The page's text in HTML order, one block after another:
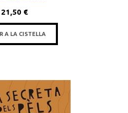
21,50 €
A LA CISTELLA